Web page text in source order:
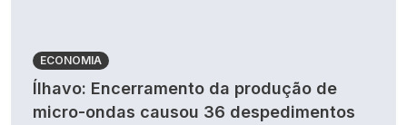
ECONOMIA
Ílhavo: Encerramento da produção de
micro-ondas causou 36 despedimentos